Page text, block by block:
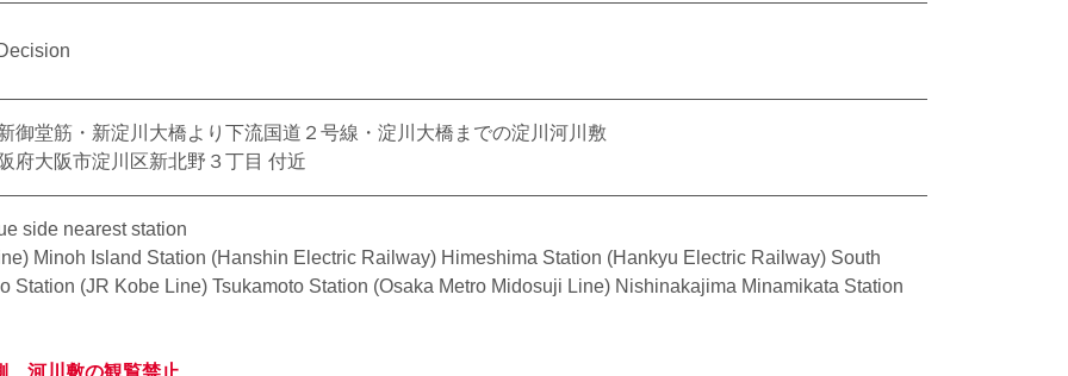
御堂筋・新淀川大橋より下流国道２号線・淀川大橋までの淀川河川敷
府大阪市淀川区新北野３丁目 付近
side nearest station
Minoh Island Station (Hanshin Electric Railway) Himeshima Station (Hankyu Electric Railway) South
Station (JR Kobe Line) Tsukamoto Station (Osaka Metro Midosuji Line) Nishinakajima Minamikata Station
河川敷の観覧禁止